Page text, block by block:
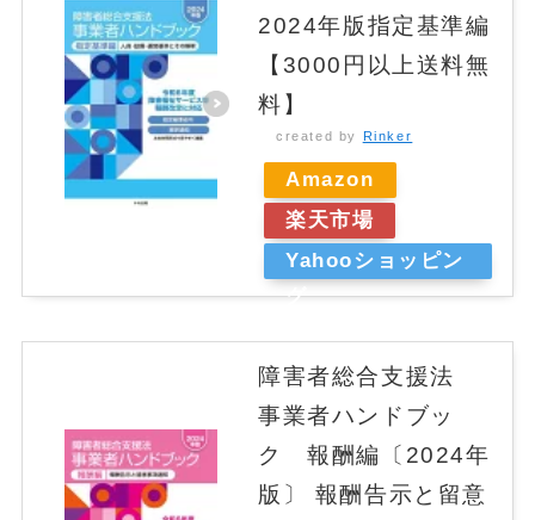
2024年版指定基準編
【3000円以上送料無
料】
created by Rinker
Amazon
楽天市場
Yahooショッピン
グ
障害者総合支援法
事業者ハンドブッ
ク 報酬編〔2024年
版〕 報酬告示と留意